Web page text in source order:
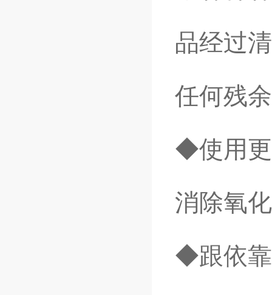
品经过
任何残
◆使用更
消除氧
◆跟依靠